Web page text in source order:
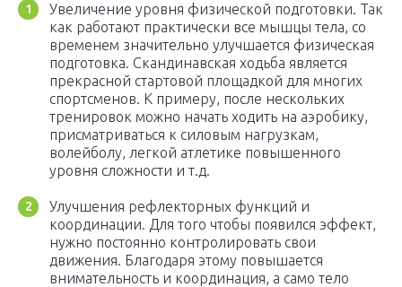
Увеличение уровня физической подготовки. Так
как работают практически все мышцы тела, со
временем значительно улучшается физическая
подготовка. Скандинавская ходьба является
прекрасной стартовой площадкой для многих
спортсменов. К примеру, после нескольких
тренировок можно начать ходить на аэробику,
присматриваться к силовым нагрузкам,
волейболу, легкой атлетике повышенного
уровня сложности и т.д.
Улучшения рефлекторных функций и
координации. Для того чтобы появился эффект,
нужно постоянно контролировать свои
движения. Благодаря этому повышается
внимательность и координация, а само тело